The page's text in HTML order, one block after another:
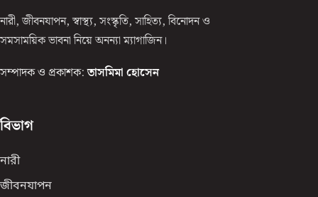
নারী, জীবনযাপন, স্বাস্থ্য, সংস্কৃতি, সাহিত্য, বিনোদন ও
সমসাময়িক ভাবনা নিয়ে অনন্যা ম্যাগাজিন।
সম্পাদক ও প্রকাশক: তাসমিমা হোসেন
বিভাগ
নারী
জীবনযাপন